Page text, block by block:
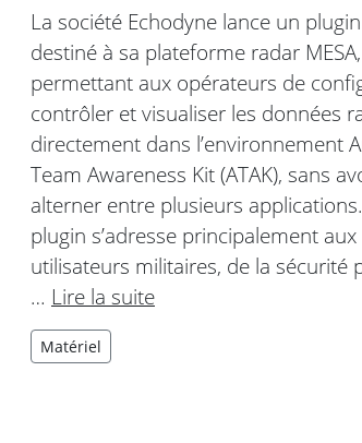
La société Echodyne lance un
destiné à sa plateforme radar MESA,
permettant aux opérateurs de
contrôler et visualiser les données
directement dans l’environnement
Team Awareness Kit (ATAK), sans
alterner entre plusieurs
plugin s’adresse principalement aux
utilisateurs militaires, de la sécurité
… Lire la suite
Matériel